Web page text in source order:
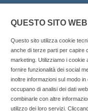
Copyright © 2025
professionisti
QUESTO SITO
Questo sito utilizza cookie
anche di terze parti per capire
marketing. Utilizziamo i cookie
fornire funzionalità dei social
inoltre informazioni sul modo
occupano di analisi dei dati
combinarle con altre
utilizzo dei loro servizi.